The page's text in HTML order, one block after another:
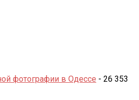
фотографии в Одессе - 26 353